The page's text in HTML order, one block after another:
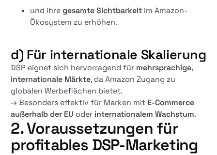
und ihregesamte Sichtbarkeit im Amazon-
Ökosystem zu erhöhen.
d) Für internationale Skalierung
DSP eignet sich hervorragend für mehrsprachige,
internationale Märkte, da Amazon Zugang zu
globalen Werbeflächen bietet.
→ Besonders effektiv für Marken mit E-Commerce
außerhalb der EU oder internationalem Wachstum.
2. Voraussetzungen für
profitables DSP-Marketing